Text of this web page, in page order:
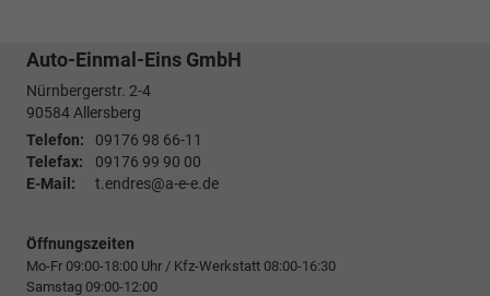
Auto-Einmal-Eins GmbH
Nürnbergerstr. 2-4
90584Allersberg
Telefon:
09176 98 66-11
Telefax:
09176 99 90 00
E-Mail:
t.endres@a-e-e.de
Öffnungszeiten
Mo-Fr 09:00-18:00 Uhr / Kfz-Werkstatt 08:00-16:30
Samstag 09:00-12:00